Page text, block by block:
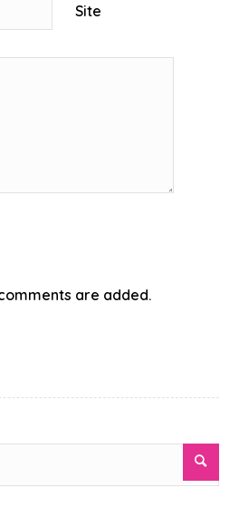
Site
are added.